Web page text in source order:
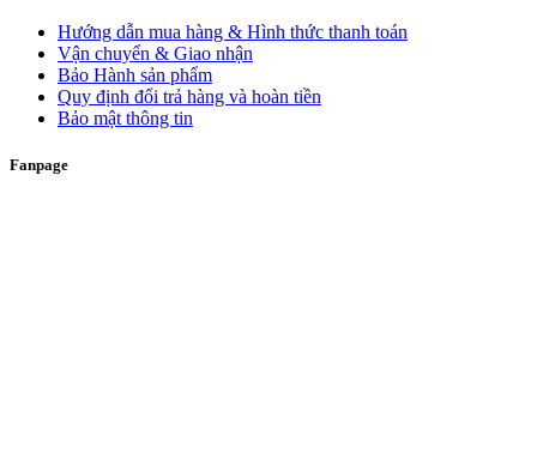
Hướng dẫn mua hàng & Hình thức thanh toán
Vận chuyển & Giao nhận
Bảo Hành sản phẩm
Quy định đổi trả hàng và hoàn tiền
Bảo mật thông tin
Fanpage